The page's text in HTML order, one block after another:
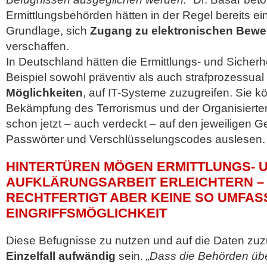
Ermittlungsbehörden hätten in der Regel bereits
Grundlage, sich Zugang zu elektronischen
verschaffen.
In Deutschland hätten die Ermittlungs- und
Beispiel sowohl präventiv als auch strafprozessual
Möglichkeiten, auf IT-Systeme zuzugreifen. Sie
Bekämpfung des Terrorismus und der
schon jetzt – auch verdeckt – auf den jeweiligen
Passwörter und Verschlüsselungscodes auslesen.
HINTERTÜREN MÖGEN ERMITTLUNGS-
AUFKLÄRUNGSARBEIT ERLEICHTERN
RECHTFERTIGT ABER KEINE SO
EINGRIFFSMÖGLICHKEIT
Diese Befugnisse zu nutzen und auf die Daten
Einzelfall aufwändig sein. „Dass die Behörden